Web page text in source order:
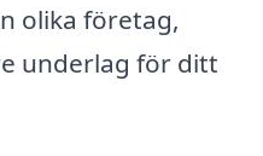
olika företag,
underlag för ditt